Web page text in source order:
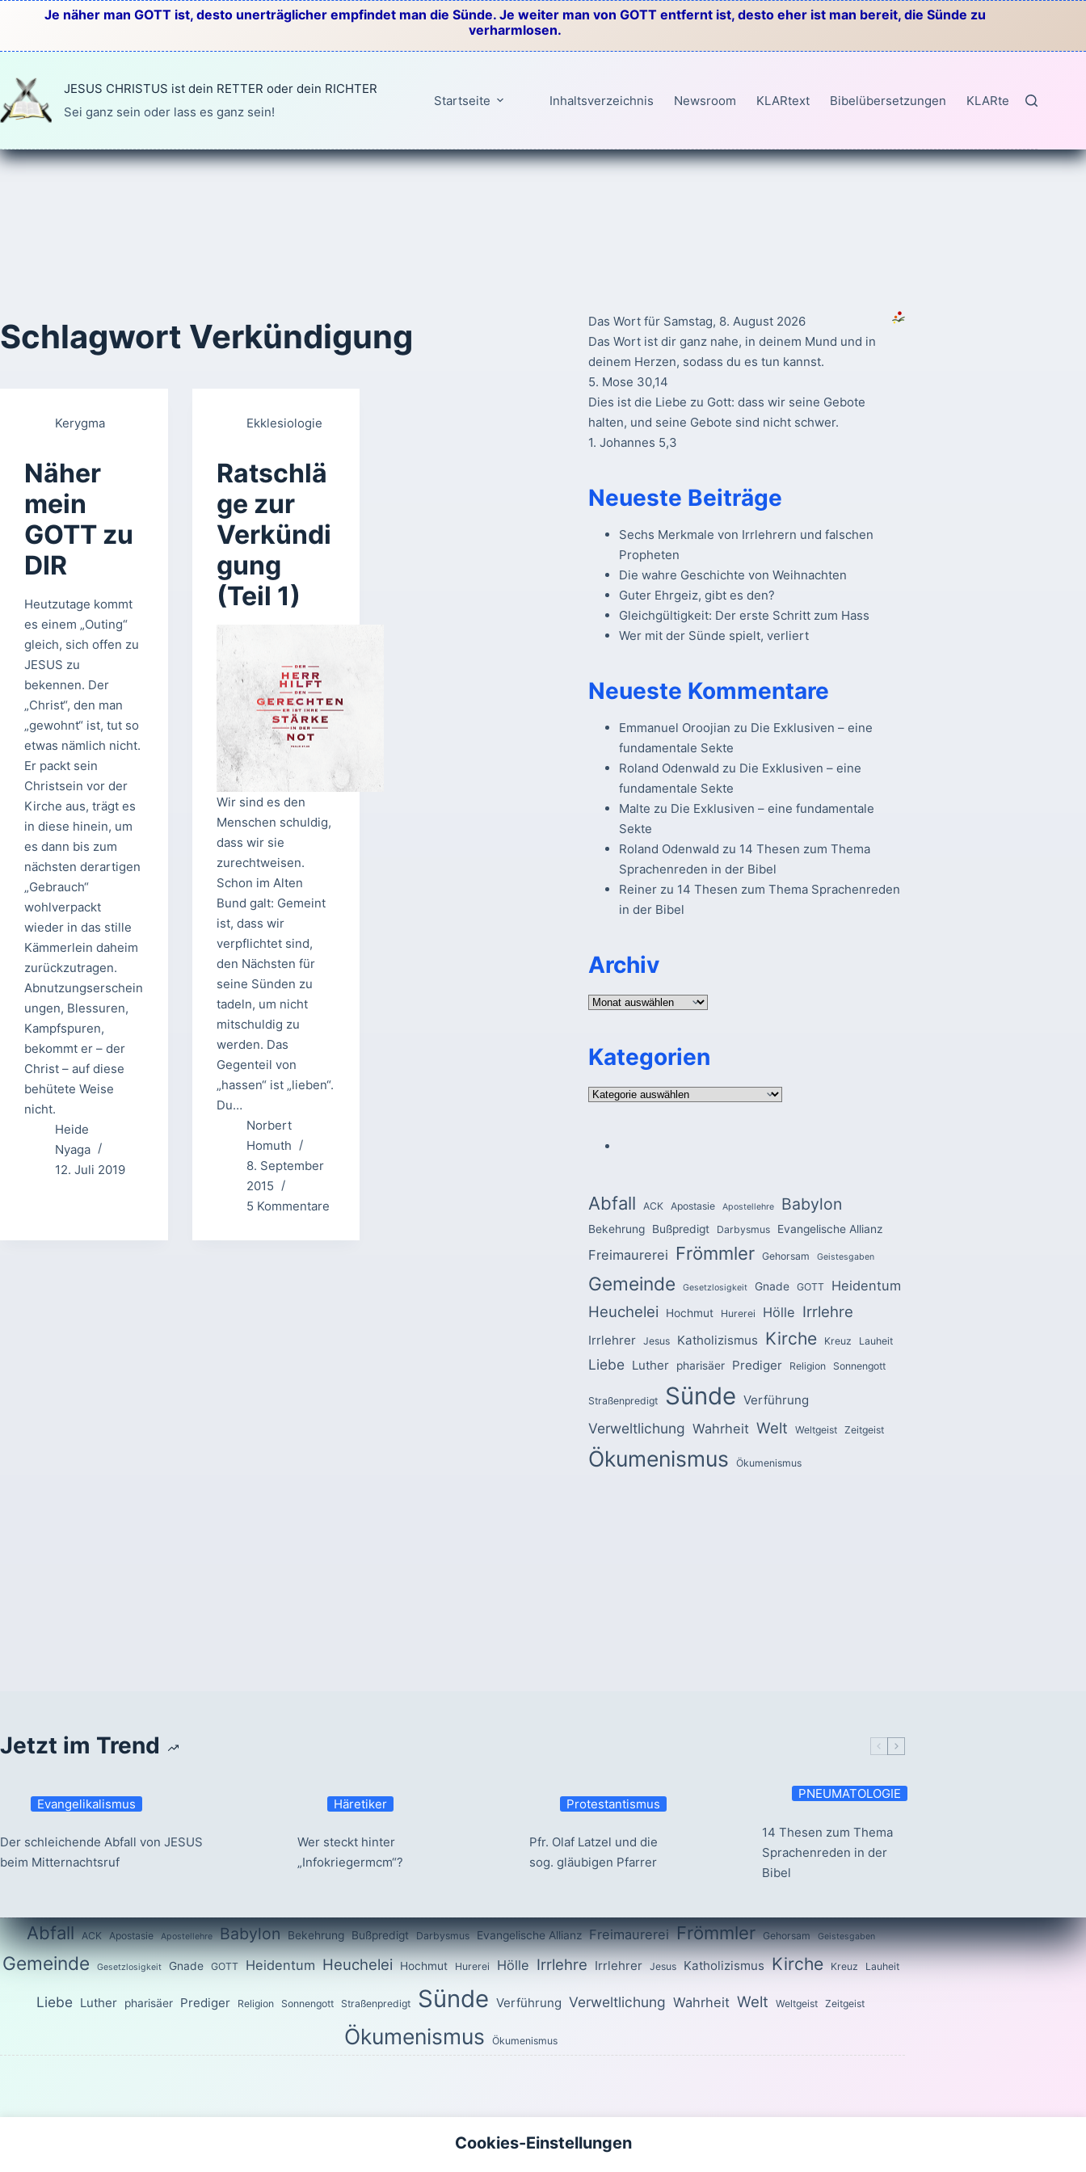
springen
Je näher man GOTT ist, desto unerträglicher empfindet man die Sünde. Je weiter man von GOTT entfernt ist, desto eher ist man bereit, die Sünde zu
verharmlosen.
JESUS CHRISTUS ist dein RETTER oder dein RICHTER
Sei ganz sein oder lass es ganz sein!
Startseite Inhaltsverzeichnis Newsroom KLARtext Bibelübersetzungen KLARtext
Schlagwort Verkündigung
Kerygma
Näher
mein
GOTT zu
DIR
Heutzutage kommt
es einem „Outing“
gleich, sich offen zu
JESUS zu
bekennen. Der
„Christ“, den man
„gewohnt“ ist, tut so
etwas nämlich nicht.
Er packt sein
Christsein vor der
Kirche aus, trägt es
in diese hinein, um
es dann bis zum
nächsten derartigen
„Gebrauch“
wohlverpackt
wieder in das stille
Kämmerlein daheim
zurückzutragen.
Abnutzungserschein
ungen, Blessuren,
Kampfspuren,
bekommt er – der
Christ – auf diese
behütete Weise
nicht.
Heide
Nyaga
12. Juli 2019
Ekklesiologie
Ratschlä
ge zur
Verkündi
gung
(Teil 1)
Wir sind es den
Menschen schuldig,
dass wir sie
zurechtweisen.
Schon im Alten
Bund galt: Gemeint
ist, dass wir
verpflichtet sind,
den Nächsten für
seine Sünden zu
tadeln, um nicht
mitschuldig zu
werden. Das
Gegenteil von
„hassen“ ist „lieben“.
Du…
Norbert
Homuth
8. September
2015
5 Kommentare
Das Wort für Samstag, 8. August 2026
Das Wort ist dir ganz nahe, in deinem Mund und in
deinem Herzen, sodass du es tun kannst.
5. Mose 30,14
Dies ist die Liebe zu Gott: dass wir seine Gebote
halten, und seine Gebote sind nicht schwer.
1. Johannes 5,3
Neueste Beiträge
Sechs Merkmale von Irrlehrern und falschen
Propheten
Die wahre Geschichte von Weihnachten
Guter Ehrgeiz, gibt es den?
Gleichgültigkeit: Der erste Schritt zum Hass
Wer mit der Sünde spielt, verliert
Neueste Kommentare
Emmanuel Oroojian zu Die Exklusiven – eine
fundamentale Sekte
Roland Odenwald zu Die Exklusiven – eine
fundamentale Sekte
Malte zu Die Exklusiven – eine fundamentale
Sekte
Roland Odenwald zu 14 Thesen zum Thema
Sprachenreden in der Bibel
Reinerzu 14 Thesen zum Thema Sprachenreden
in der Bibel
Archiv
Archiv
Kategorien
Kategorien
Abfall ACK Apostasie Apostellehre Babylon
Bekehrung Bußpredigt Darbysmus Evangelische Allianz
Freimaurerei Frömmler Gehorsam Geistesgaben
Gemeinde Gesetzlosigkeit Gnade GOTT Heidentum
Heuchelei Hochmut Hurerei Hölle Irrlehre
Irrlehrer Jesus Katholizismus Kirche Kreuz Lauheit
Liebe Luther pharisäer Prediger Religion Sonnengott
Straßenpredigt Sünde Verführung
Verweltlichung Wahrheit Welt Weltgeist Zeitgeist
Ökumenismus Ökumenismus
Jetzt im Trend
Evangelikalismus
Der schleichende Abfall von JESUS
beim Mitternachtsruf
Häretiker
Wer steckt hinter
„Infokriegermcm“?
Protestantismus
Pfr. Olaf Latzel und die
sog. gläubigen Pfarrer
PNEUMATOLOGIE
14 Thesen zum Thema
Sprachenreden in der
Bibel
Abfall ACK Apostasie Apostellehre Babylon Bekehrung Bußpredigt Darbysmus Evangelische Allianz Freimaurerei Frömmler Gehorsam Geistesgaben
Gemeinde Gesetzlosigkeit Gnade GOTT Heidentum Heuchelei Hochmut Hurerei Hölle Irrlehre Irrlehrer Jesus Katholizismus Kirche Kreuz Lauheit
Liebe Luther pharisäer Prediger Religion Sonnengott Straßenpredigt Sünde Verführung Verweltlichung Wahrheit Welt Weltgeist Zeitgeist
Ökumenismus Ökumenismus
Cookies-Einstellungen